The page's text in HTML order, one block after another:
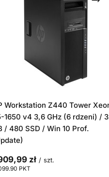
Workstation Z440 Tower
1650 v4 3,6 GHz (6 rdzeni) /
/ 480 SSD / Win 10 Prof.
zł / szt.
PKT